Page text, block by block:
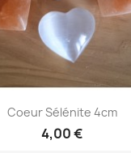
Aperçu rapide
Coeur Sélénite 4cm
4,00 €